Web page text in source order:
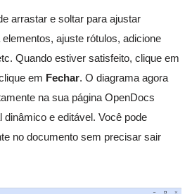
arrastar e soltar para ajustar
ajuste rótulos, adicione
Quando estiver satisfeito, clique em
em Fechar. O diagrama agora
na sua página OpenDocs
e editável. Você pode
no documento sem precisar sair